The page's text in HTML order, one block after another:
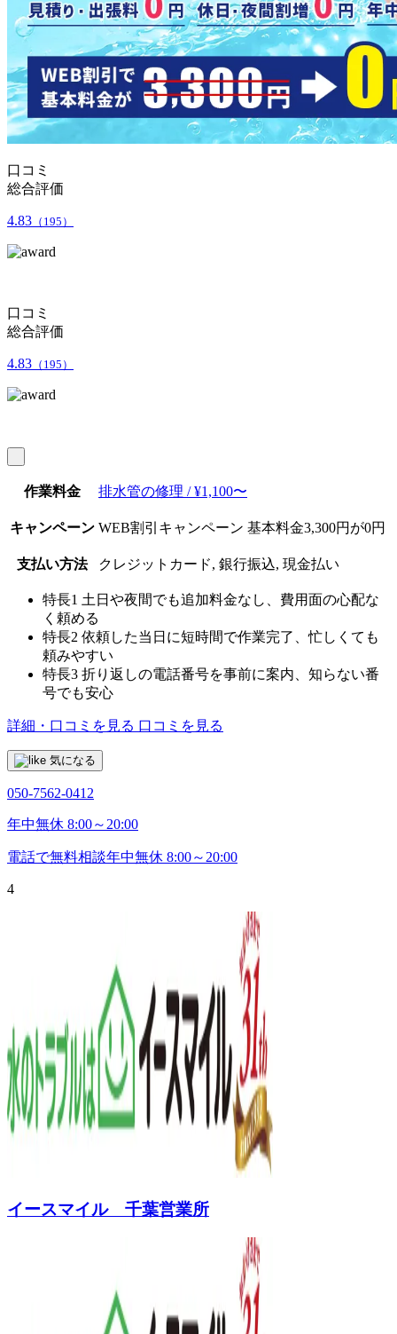
口コミ
総合評価
4.83 （195）
口コミ
総合評価
4.83 （195）
作業料金 排水管の修理 / ¥1,100〜
キャンペーン WEB割引キャンペーン 基本料金3,300円が0円
支払い方法 クレジットカード, 銀行振込, 現金払い
特長1 土日や夜間でも追加料金なし、費用面の心配な
く頼める
特長2 依頼した当日に短時間で作業完了、忙しくても
頼みやすい
特長3 折り返しの電話番号を事前に案内、知らない番
号でも安心
詳細・口コミを見る 口コミを見る
気になる
050-7562-0412
年中無休 8:00～20:00
電話で無料相談年中無休 8:00～20:00
4
イースマイル 千葉営業所